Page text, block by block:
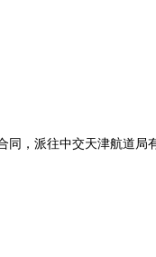
，派往中交天津航道局